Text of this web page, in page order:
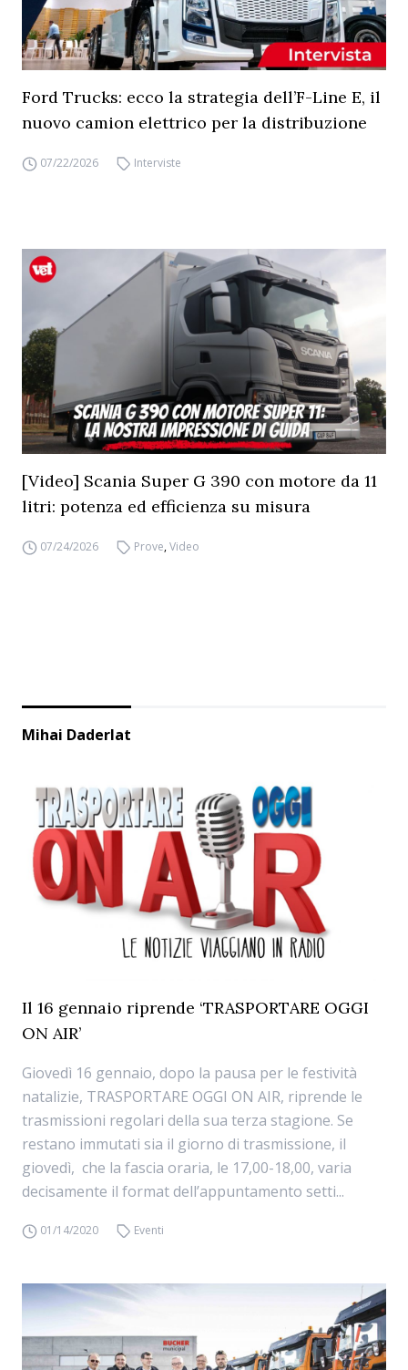
Ford Trucks: ecco la strategia dell’F-Line E, il
nuovo camion elettrico per la distribuzione
07/22/2026 Interviste
[Video] Scania Super G 390 con motore da 11
litri: potenza ed efficienza su misura
07/24/2026 Prove,Video
Mihai Daderlat
Il 16 gennaio riprende ‘TRASPORTARE OGGI
ON AIR’
Giovedì 16 gennaio, dopo la pausa per le festività
natalizie, TRASPORTARE OGGI ON AIR, riprende le
trasmissioni regolari della sua terza stagione. Se
restano immutati sia il giorno di trasmissione, il
giovedì, che la fascia oraria, le 17,00-18,00, varia
decisamente il format dell’appuntamento setti...
01/14/2020 Eventi